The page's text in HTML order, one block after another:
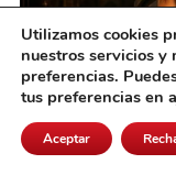
Villanueva de
mágica de
agosto 6, 2026
Utilizamos cookies
nuestros servicios
preferencias.
tus preferencias en
Aceptar